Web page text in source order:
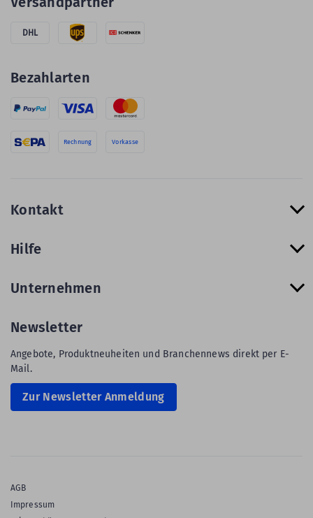
DHL
Bezahlarten
Rechnung Vorkasse
Kontakt
Hilfe
Unternehmen
Newsletter
Angebote, Produktneuheiten und Branchennews direkt per E-
Mail.
Zur Newsletter Anmeldung
AGB
Impressum